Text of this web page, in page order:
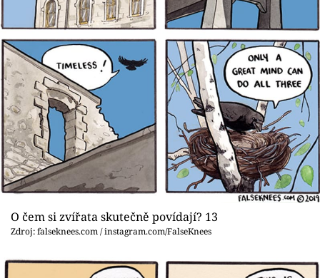
O čem si zvířata skutečně povídají? 13
Zdroj: falseknees.com / instagram.com/FalseKnees